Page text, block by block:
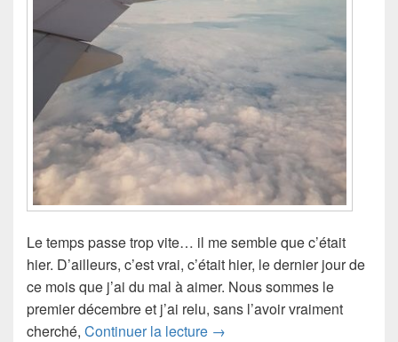
Le temps passe trop vite… il me semble que c’était
hier. D’ailleurs, c’est vrai, c’était hier, le dernier jour de
ce mois que j’ai du mal à aimer. Nous sommes le
premier décembre et j’ai relu, sans l’avoir vraiment
cherché, Continuer la lecture Novembre – 2
→